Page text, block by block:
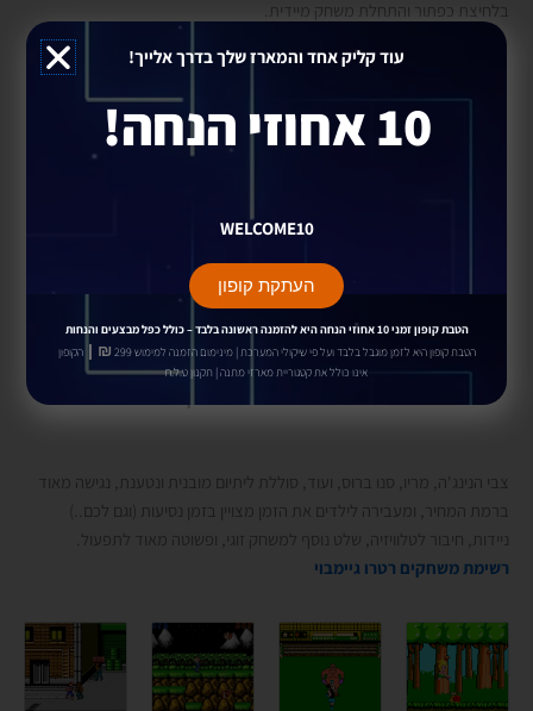
בלחיצת כפתור והתחלת משחק מיידית.
צבי הנינג'ה, מריו, סנו ברוס, ועוד, סוללת ליתיום מובנית ונטענת, נגישה מאוד
ברמת המחיר, ומעבירה לילדים את הזמן מצויין בזמן נסיעות (וגם לכם..)
ניידות, חיבור לטלוויזיה, שלט נוסף למשחק זוגי, ופשוטה מאוד לתפעול.
רשימת משחקים רטרו גיימבוי
עוד קליק אחד והמארז שלך בדרך אלייך!
10 אחוזי הנחה!
WELCOME10
העתקת קופון
הטבת קופון זמני 10 אחוזי הנחה היא להזמנה ראשונה בלבד –כולל כפל מבצעים והנחות
הטבת קופון היא לזמן מוגבל בלבד ועל פי שיקולי המערכת | מינימום הזמנה למימוש 299
₪ |הקופון
אינו כולל את קטגוריית מארזי מתנה | תקנון ט.ל.ח